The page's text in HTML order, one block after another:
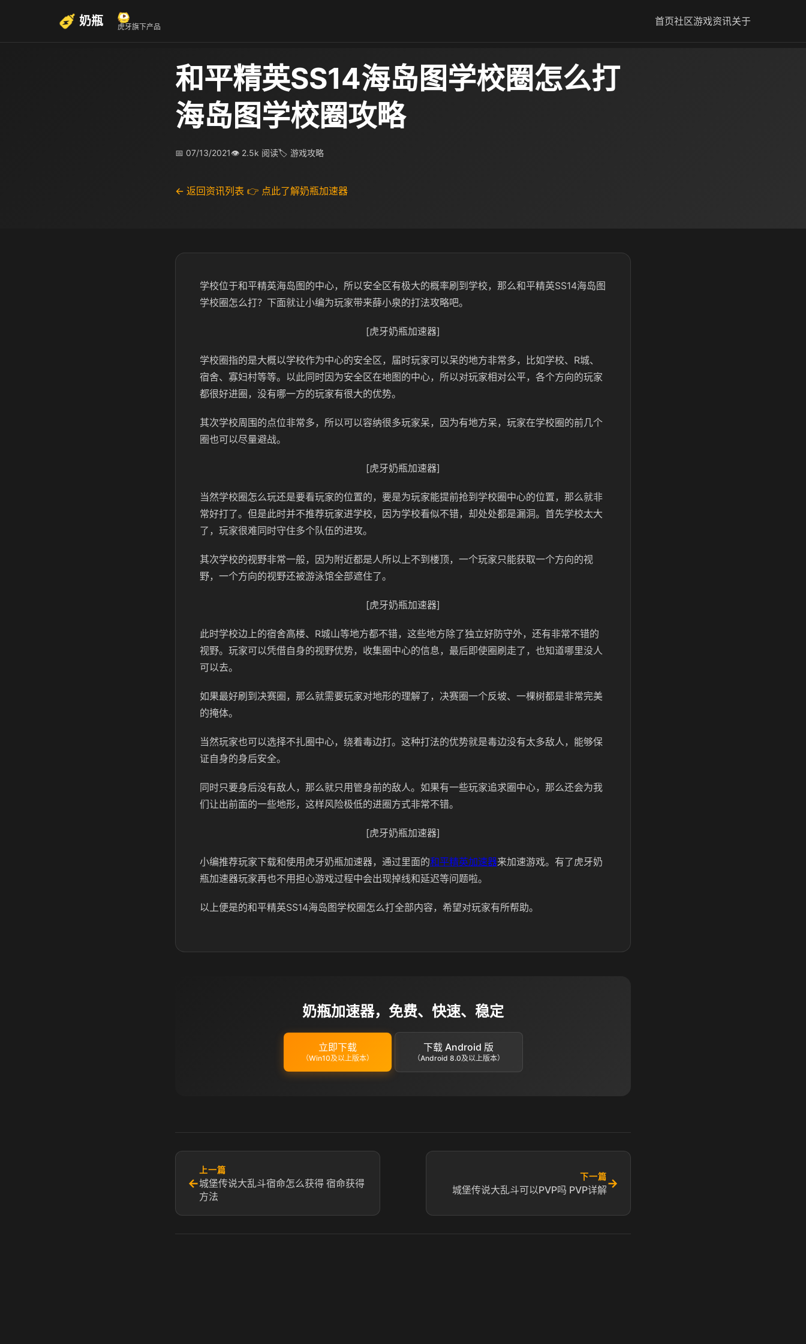
奶瓶 虎牙旗下产品 首页社区游戏资讯关于
和平精英SS14海岛图学校圈怎么打
海岛图学校圈攻略
📅 07/13/2021👁 2.5k 阅读🏷 游戏攻略
← 返回资讯列表 👉 点此了解奶瓶加速器
学校位于和平精英海岛图的中心，所以安全区有极大的概率刷到学校，那么和平精英SS14海岛图
学校圈怎么打？下面就让小编为玩家带来薛小泉的打法攻略吧。
[虎牙奶瓶加速器]
学校圈指的是大概以学校作为中心的安全区，届时玩家可以呆的地方非常多，比如学校、R城、
宿舍、寡妇村等等。以此同时因为安全区在地图的中心，所以对玩家相对公平，各个方向的玩家
都很好进圈，没有哪一方的玩家有很大的优势。
其次学校周围的点位非常多，所以可以容纳很多玩家呆，因为有地方呆，玩家在学校圈的前几个
圈也可以尽量避战。
[虎牙奶瓶加速器]
当然学校圈怎么玩还是要看玩家的位置的，要是为玩家能提前抢到学校圈中心的位置，那么就非
常好打了。但是此时并不推荐玩家进学校，因为学校看似不错，却处处都是漏洞。首先学校太大
了，玩家很难同时守住多个队伍的进攻。
其次学校的视野非常一般，因为附近都是人所以上不到楼顶，一个玩家只能获取一个方向的视
野，一个方向的视野还被游泳馆全部遮住了。
[虎牙奶瓶加速器]
此时学校边上的宿舍高楼、R城山等地方都不错，这些地方除了独立好防守外，还有非常不错的
视野。玩家可以凭借自身的视野优势，收集圈中心的信息，最后即使圈刷走了，也知道哪里没人
可以去。
如果最好刷到决赛圈，那么就需要玩家对地形的理解了，决赛圈一个反坡、一棵树都是非常完美
的掩体。
当然玩家也可以选择不扎圈中心，绕着毒边打。这种打法的优势就是毒边没有太多敌人，能够保
证自身的身后安全。
同时只要身后没有敌人，那么就只用管身前的敌人。如果有一些玩家追求圈中心，那么还会为我
们让出前面的一些地形，这样风险极低的进圈方式非常不错。
[虎牙奶瓶加速器]
小编推荐玩家下载和使用虎牙奶瓶加速器，通过里面的和平精英加速器来加速游戏。有了虎牙奶
瓶加速器玩家再也不用担心游戏过程中会出现掉线和延迟等问题啦。
以上便是的和平精英SS14海岛图学校圈怎么打全部内容，希望对玩家有所帮助。
奶瓶加速器，免费、快速、稳定
立即下载
（Win10及以上版本）
下载 Android 版
（Android 8.0及以上版本）
←
上一篇
城堡传说大乱斗宿命怎么获得 宿命获得
方法
下一篇
城堡传说大乱斗可以PVP吗 PVP详解→